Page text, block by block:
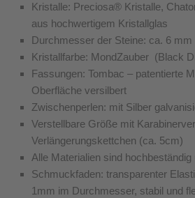
Kristalle: Preciosa® Kristalle,
aus hochwertigem Kristallglas
Durchmesser der Steine: ca. 6 mm
Kristallfarbe: MondZauber (Black
Fassungen: Tombac – patentierte
Oberfläche versilbert
Zwischenperlen: mit Silber
Verstellbare Größe mit
Verlängerungskettchen (ca. 5cm)
Alle Materialien sind
Schmuckfaden: transparenter
1mm im Durchmesser, stabil und